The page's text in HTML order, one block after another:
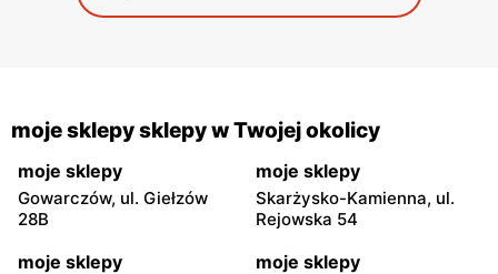
moje sklepy sklepy w Twojej okolicy
moje sklepy
Gowarczów, ul. Giełzów
28B
moje sklepy
Skarżysko-Kamienna, ul.
Rejowska 54
moje sklepy moje sklepy